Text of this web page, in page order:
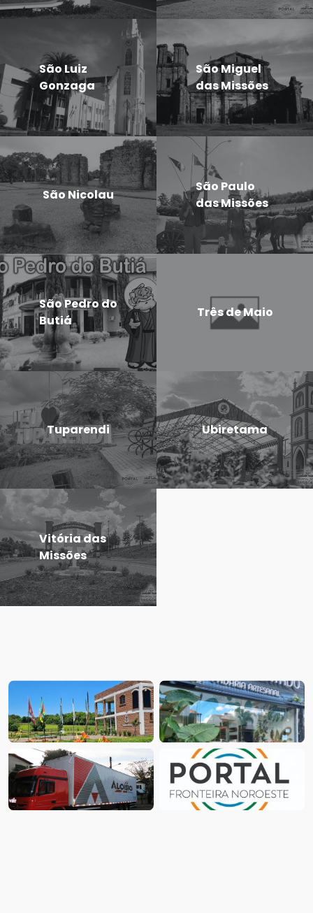
São Luiz
Gonzaga
São Miguel
das Missões
São Nicolau
São Paulo
das Missões
São Pedro do
Butiá
Três de Maio
Tuparendi Ubiretama
Vitória das
Missões